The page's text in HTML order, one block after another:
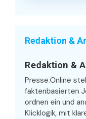
Redaktion &
Redaktion &
Presse.Online
faktenbasierten
ordnen ein und
Klicklogik, mit